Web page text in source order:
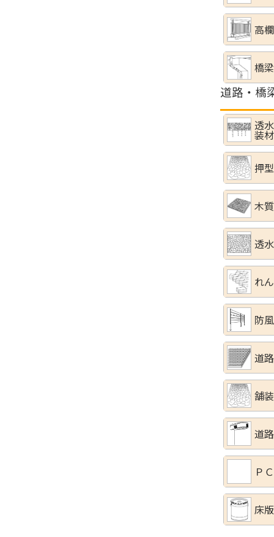
高欄
橋
道路・橋
透
装材
押
木
透
れ
防
道
舗
道
Ｐ
床